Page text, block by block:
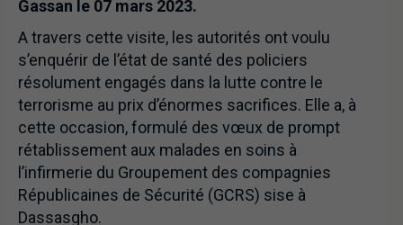
Gassan le 07 mars 2023.
A travers cette visite, les autorités ont voulu
s’enquérir de l’état de santé des policiers
résolument engagés dans la lutte contre le
terrorisme au prix d’énormes sacrifices. Elle a, à
cette occasion, formulé des vœux de prompt
rétablissement aux malades en soins à
l’infirmerie du Groupement des compagnies
Républicaines de Sécurité (GCRS) sise à
Dassasgho.